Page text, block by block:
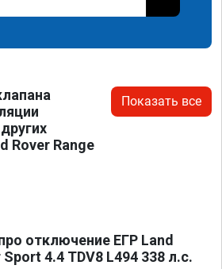
Rover Range
Показать все
отключение ЕГР Land
4.4 TDV8 L494 338 л.с.